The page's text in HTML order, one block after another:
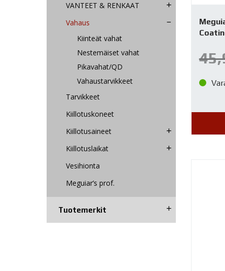
VANTEET & RENKAAT
Vahaus
Kiinteät vahat
Nestemäiset vahat
Pikavahat/QD
Vahaustarvikkeet
Tarvikkeet
Kiillotuskoneet
Kiillotusaineet
Kiillotuslaikat
Vesihionta
Meguiar’s prof.
Tuotemerkit